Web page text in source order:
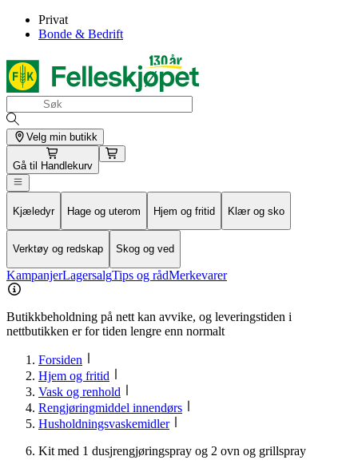
Privat
Bonde & Bedrift
Velg min butikk
Gå til Handlekurv
Kjæledyr Hage og uterom Hjem og fritid Klær og sko
Verktøy og redskap Skog og ved
KampanjerLagersalgTips og rådMerkevarer
Butikkbeholdning på nett kan avvike, og leveringstiden i
nettbutikken er for tiden lengre enn normalt
Forsiden
Hjem og fritid
Vask og renhold
Rengjøringmiddel innendørs
Husholdningsvaskemidler
Kit med 1 dusjrengjøringspray og 2 ovn og grillspray